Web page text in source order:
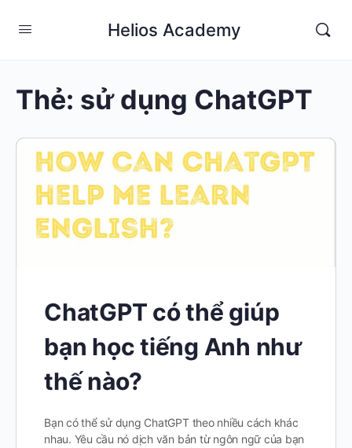
Helios Academy
Thẻ: sử dụng ChatGPT
ChatGPT có thể giúp
bạn học tiếng Anh như
thế nào?
Bạn có thể sử dụng ChatGPT theo nhiều cách khác
nhau. Yêu cầu nó dịch văn bản từ ngôn ngữ của bạn